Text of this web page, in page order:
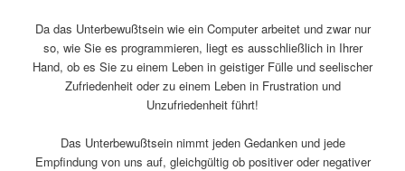
Da das Unterbewußtsein wie ein Computer arbeitet und zwar nur
so, wie Sie es programmieren, liegt es ausschließlich in Ihrer
Hand, ob es Sie zu einem Leben in geistiger Fülle und seelischer
Zufriedenheit oder zu einem Leben in Frustration und
Unzufriedenheit führt!
Das Unterbewußtsein nimmt jeden Gedanken und jede
Empfindung von uns auf, gleichgültig ob positiver oder negativer